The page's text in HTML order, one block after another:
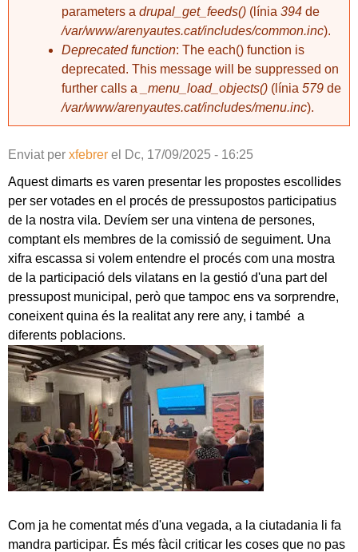
parameters a drupal_get_feeds() (línia 394 de
/var/www/arenyautes.cat/includes/common.inc).
Deprecated function: The each() function is
deprecated. This message will be suppressed on
further calls a
_menu_load_objects() (línia 579 de
/var/www/arenyautes.cat/includes/menu.inc).
Enviat per xfebrer el
Dc, 17/09/2025 - 16:25
Aquest dimarts es varen presentar les propostes escollides
per ser votades en el procés de pressupostos participatius
de la nostra vila. Devíem ser una vintena de persones,
comptant els membres de la comissió de seguiment. Una
xifra escassa si volem entendre el procés com una mostra
de la participació dels vilatans en la gestió d'una part del
pressupost municipal, però que tampoc ens va sorprendre,
coneixent quina és la realitat any rere any, i també a
diferents poblacions.
Com ja he comentat més d'una vegada, a la ciutadania li fa
mandra participar. És més fàcil criticar les coses que no pas